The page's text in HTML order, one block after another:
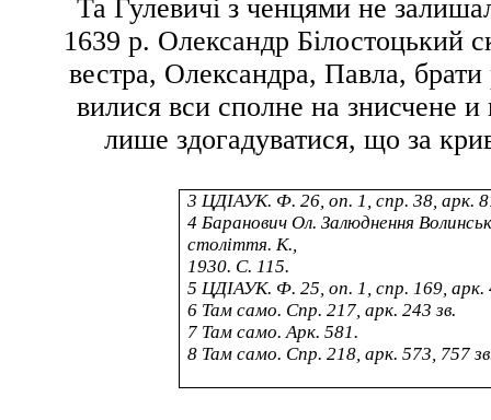
Та Гулевичі з ченцями не
1639 р. Олександр Білостоцький
вестра, Олександра, Павла,
вилися вси сполне на знисчене и
лише здогадуватися, що за
3 ЦДІАУК. Ф. 26, оп. 1, спр. 38, арк.
4 Баранович Ол. Залюднення
століття. К.,
1930. С. 115.
5 ЦДІАУК. Ф. 25, оп. 1, спр. 169, арк.
6 Там само. Спр. 217, арк. 243 зв.
7 Там само. Арк. 581.
8 Там само. Спр. 218, арк. 573, 757